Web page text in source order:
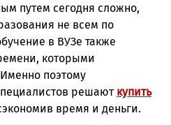
путем сегодня сложно,
не всем по
в ВУЗе также
которыми
поэтому
решают купить
время и деньги.